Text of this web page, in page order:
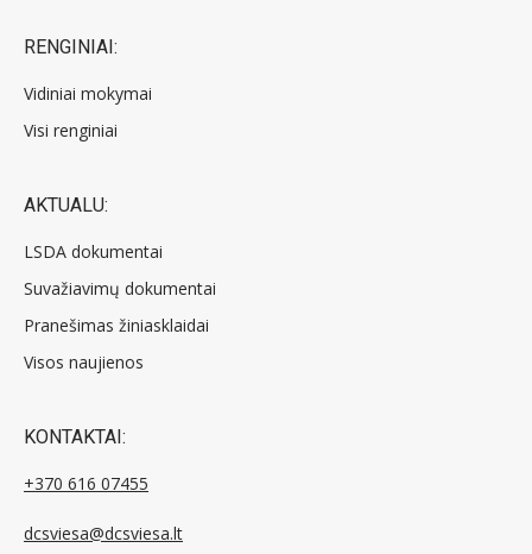
RENGINIAI:
Vidiniai mokymai
Visi renginiai
AKTUALU:
LSDA dokumentai
Suvažiavimų dokumentai
Pranešimas žiniasklaidai
Visos naujienos
KONTAKTAI:
+370 616 07455
dcsviesa@dcsviesa.lt